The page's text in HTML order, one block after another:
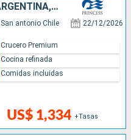
CHILE, ISLAS MALVINAS, ARGENTINA, URUGUAY
San antonio Chile 22/12/2026
US$ 1,334 +Tasas
Crucero Premium
Cocina refinada
Comidas incluidas